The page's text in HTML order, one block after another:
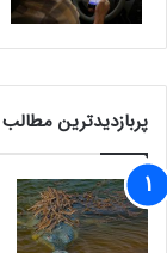
پربازدیدترین مطالب